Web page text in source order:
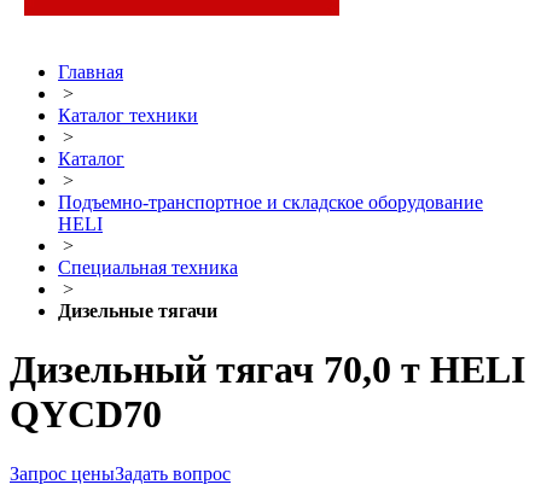
Главная
>
Каталог техники
>
Каталог
>
Подъемно-транспортное и складское оборудование
HELI
>
Специальная техника
>
Дизельные тягачи
Дизельный тягач 70,0 т HELI
QYCD70
Запрос ценыЗадать вопрос